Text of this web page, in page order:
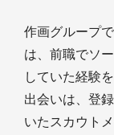
作画グループ
は、前職でソ
していた経験
出会いは、登
いたスカウト